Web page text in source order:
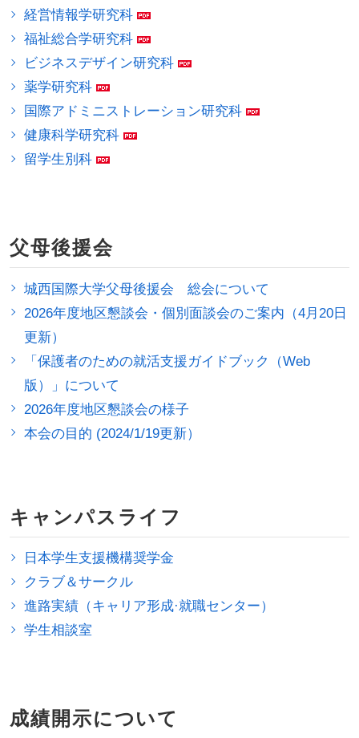
経営情報学研究科
福祉総合学研究科
ビジネスデザイン研究科
薬学研究科
国際アドミニストレーション研究科
健康科学研究科
留学生別科
父母後援会
城西国際大学父母後援会 総会について
2026年度地区懇談会・個別面談会のご案内（4月20日
更新）
「保護者のための就活支援ガイドブック（Web
版）」について
2026年度地区懇談会の様子
本会の目的 (2024/1/19更新）
キャンパスライフ
日本学生支援機構奨学金
クラブ＆サークル
進路実績（キャリア形成·就職センター）
学生相談室
成績開示について